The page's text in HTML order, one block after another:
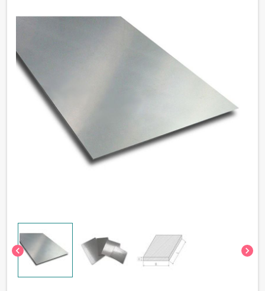
chevron_left chevron_right